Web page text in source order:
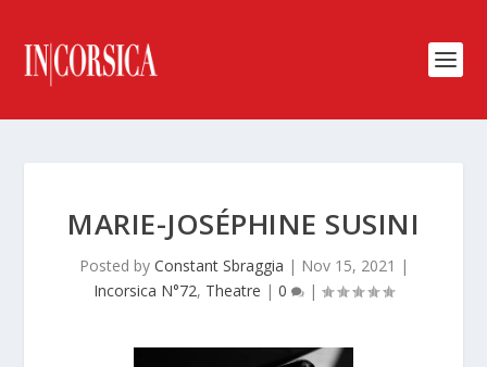
MARIE-JOSÉPHINE SUSINI
Posted by Constant Sbraggia | Nov 15, 2021 |
Incorsica N°72, Theatre | 0 |